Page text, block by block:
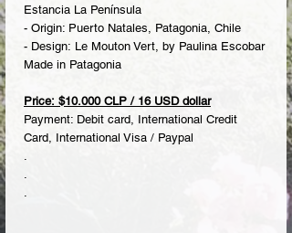
Estancia La Península
- Origin: Puerto Natales, Patagonia, Chile
- Design: Le Mouton Vert, by Paulina Escobar
Made in Patagonia
Price: $10.000 CLP / 16 USD dollar
Payment: Debit card, International Credit
Card, International Visa / Paypal
.
.
.